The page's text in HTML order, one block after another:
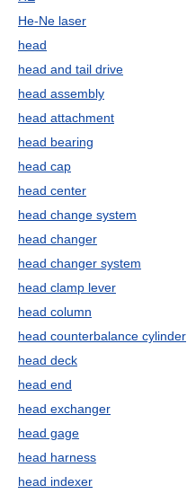
He-Ne laser
head
head and tail drive
head assembly
head attachment
head bearing
head cap
head center
head change system
head changer
head changer system
head clamp lever
head column
head counterbalance cylinder
head deck
head end
head exchanger
head gage
head harness
head indexer